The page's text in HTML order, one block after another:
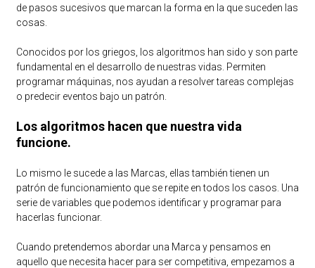
de pasos sucesivos que marcan la forma en la que suceden las
cosas.
Conocidos por los griegos, los algoritmos han sido y son parte
fundamental en el desarrollo de nuestras vidas. Permiten
programar máquinas, nos ayudan a resolver tareas complejas
o predecir eventos bajo un patrón.
Los algoritmos hacen que nuestra vida
funcione.
Lo mismo le sucede a las Marcas, ellas también tienen un
patrón de funcionamiento que se repite en todos los casos. Una
serie de variables que podemos identificar y programar para
hacerlas funcionar.
Cuando pretendemos abordar una Marca y pensamos en
aquello que necesita hacer para ser competitiva, empezamos a